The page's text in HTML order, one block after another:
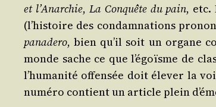
et l’A­nar­chie, La Conquête du pain, etc.
(l’his­toire des condam­na­tions
pana­de­ro, bien qu’il soit un organe
monde sache ce que l’é­goïsme de
l’hu­ma­ni­té offen­sée doit éle­ver la
numé­ro contient un article plein